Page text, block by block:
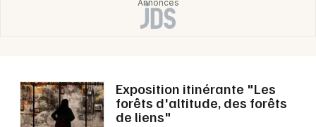
Exposition itinérante "Les
forêts d'altitude, des forêts
de liens"